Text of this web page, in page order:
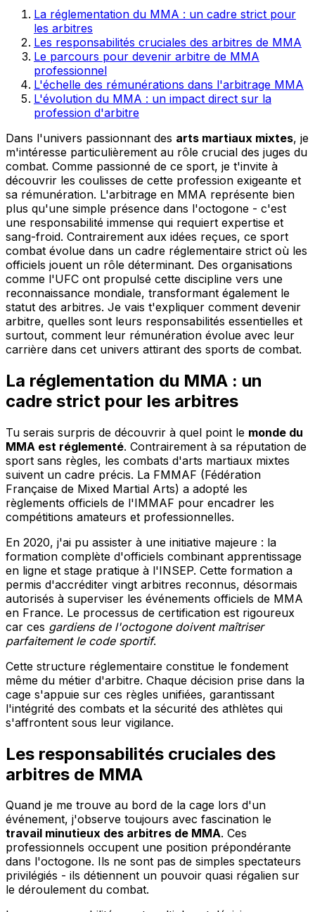
La réglementation du MMA : un cadre strict pour
les arbitres
Les responsabilités cruciales des arbitres de MMA
Le parcours pour devenir arbitre de MMA
professionnel
L'échelle des rémunérations dans l'arbitrage MMA
L'évolution du MMA : un impact direct sur la
profession d'arbitre
Dans l'univers passionnant des arts martiaux mixtes, je
m'intéresse particulièrement au rôle crucial des juges du
combat. Comme passionné de ce sport, je t'invite à
découvrir les coulisses de cette profession exigeante et
sa rémunération. L'arbitrage en MMA représente bien
plus qu'une simple présence dans l'octogone - c'est
une responsabilité immense qui requiert expertise et
sang-froid. Contrairement aux idées reçues, ce sport
combat évolue dans un cadre réglementaire strict où les
officiels jouent un rôle déterminant. Des organisations
comme l'UFC ont propulsé cette discipline vers une
reconnaissance mondiale, transformant également le
statut des arbitres. Je vais t'expliquer comment devenir
arbitre, quelles sont leurs responsabilités essentielles et
surtout, comment leur rémunération évolue avec leur
carrière dans cet univers attirant des sports de combat.
La réglementation du MMA : un
cadre strict pour les arbitres
Tu serais surpris de découvrir à quel point le monde du
MMA est réglementé. Contrairement à sa réputation de
sport sans règles, les combats d'arts martiaux mixtes
suivent un cadre précis. La FMMAF (Fédération
Française de Mixed Martial Arts) a adopté les
règlements officiels de l'IMMAF pour encadrer les
compétitions amateurs et professionnelles.
En 2020, j'ai pu assister à une initiative majeure : la
formation complète d'officiels combinant apprentissage
en ligne et stage pratique à l'INSEP. Cette formation a
permis d'accréditer vingt arbitres reconnus, désormais
autorisés à superviser les événements officiels de MMA
en France. Le processus de certification est rigoureux
car ces gardiens de l'octogone doivent maîtriser
parfaitement le code sportif.
Cette structure réglementaire constitue le fondement
même du métier d'arbitre. Chaque décision prise dans la
cage s'appuie sur ces règles unifiées, garantissant
l'intégrité des combats et la sécurité des athlètes qui
s'affrontent sous leur vigilance.
Les responsabilités cruciales des
arbitres de MMA
Quand je me trouve au bord de la cage lors d'un
événement, j'observe toujours avec fascination le
travail minutieux des arbitres de MMA. Ces
professionnels occupent une position prépondérante
dans l'octogone. Ils ne sont pas de simples spectateurs
privilégiés - ils détiennent un pouvoir quasi régalien sur
le déroulement du combat.